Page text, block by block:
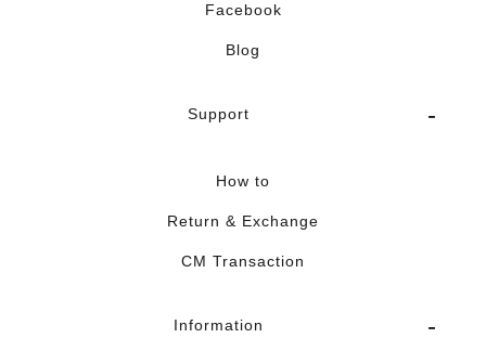
Facebook
Blog
Support
How to
Return & Exchange
CM Transaction
Information